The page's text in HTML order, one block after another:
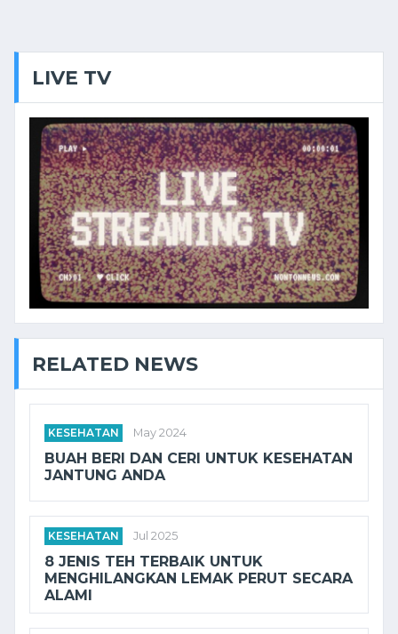
LIVE TV
RELATED NEWS
KESEHATAN May 2024
BUAH BERI DAN CERI UNTUK KESEHATAN
JANTUNG ANDA
KESEHATAN Jul 2025
8 JENIS TEH TERBAIK UNTUK
MENGHILANGKAN LEMAK PERUT SECARA
ALAMI